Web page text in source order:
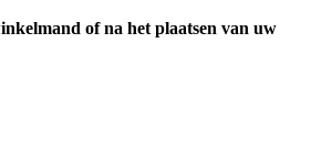
of na het plaatsen van uw